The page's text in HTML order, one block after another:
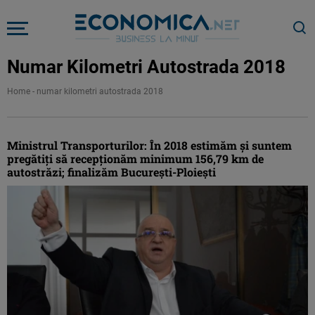
Numar Kilometri Autostrada 2018
Home - numar kilometri autostrada 2018
Ministrul Transporturilor: În 2018 estimăm şi suntem
pregătiţi să recepţionăm minimum 156,79 km de
autostrăzi; finalizăm Bucureşti-Ploieşti